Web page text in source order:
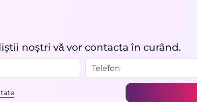
noștri vă vor contacta în curând.